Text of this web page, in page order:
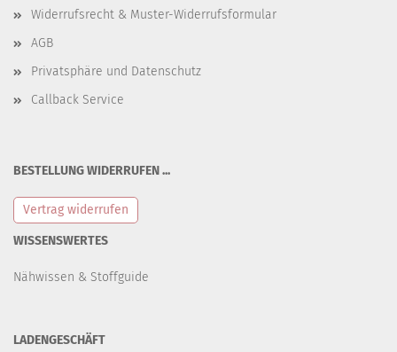
Widerrufsrecht & Muster-Widerrufsformular
AGB
Privatsphäre und Datenschutz
Callback Service
BESTELLUNG WIDERRUFEN ...
Vertrag widerrufen
WISSENSWERTES
Nähwissen & Stoffguide
LADENGESCHÄFT